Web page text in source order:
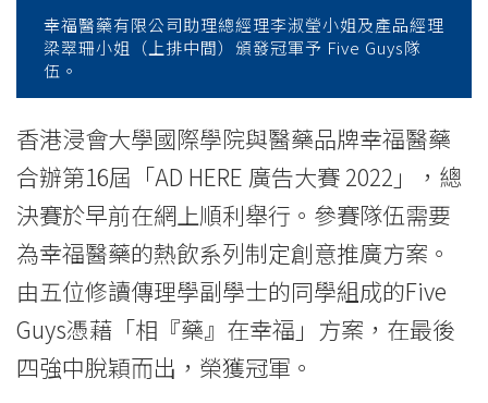
第
十
六
屆
「AD
HERE
幸福醫藥有限公司助理總經理李淑瑩小姐及產品經理
梁翠珊小姐（上排中間）頒發冠軍予 Five Guys隊
伍。
香港浸會大學國際學院與醫藥品牌幸福醫藥
合辦第16屆「AD HERE 廣告大賽 2022」，總
決賽於早前在網上順利舉行。參賽隊伍需要
為幸福醫藥的熱飲系列制定創意推廣方案。
由五位修讀傳理學副學士的同學組成的Five
Guys憑藉「相『藥』在幸福」方案，在最後
四強中脫穎而出，榮獲冠軍。